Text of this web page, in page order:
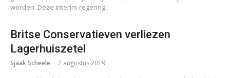
worden. Deze interim-regering…
Britse Conservatieven verliezen
Lagerhuiszetel
Sjaak Scheele 2 augustus 2019